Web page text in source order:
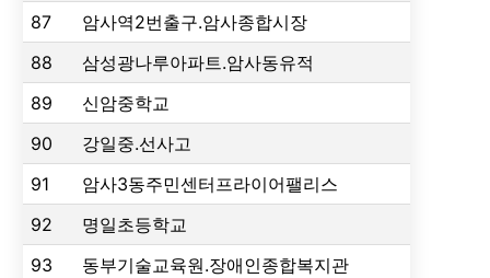
87
암사역2번출구.암사종합시장
88
삼성광나루아파트.암사동유적
89
신암중학교
90
강일중.선사고
91
암사3동주민센터프라이어팰리스
92
명일초등학교
93
동부기술교육원.장애인종합복지관